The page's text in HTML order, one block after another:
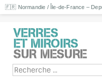
🇫🇷 Normandie / Île-de-France –